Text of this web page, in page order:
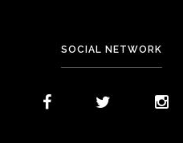
SOCIAL NETWORK